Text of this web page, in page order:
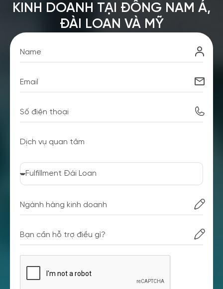
KINH DOANH TẠI ĐÔNG NAM Á,
ĐÀI LOAN VÀ MỸ